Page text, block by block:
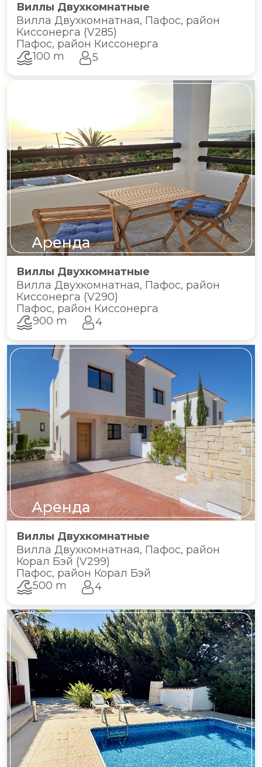
Виллы Двухкомнатные
Вилла Двухкомнатная, Пафос, район
Киссонерга (V285)
Пафос, район Киссонерга
100 m
5
Аренда
Виллы Двухкомнатные
Вилла Двухкомнатная, Пафос, район
Киссонерга (V290)
Пафос, район Киссонерга
900 m
4
Аренда
Виллы Двухкомнатные
Вилла Двухкомнатная, Пафос, район
Корал Бэй (V299)
Пафос, район Корал Бэй
500 m
4